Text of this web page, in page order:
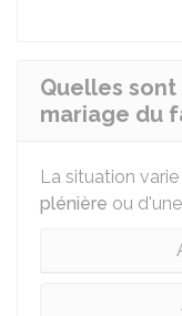
Quelles
mariage du
La situation
plénière ou d'une